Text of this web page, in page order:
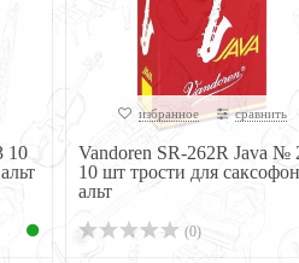
10
избранное сравнить
Vandoren SR-262R Java №
10 шт трости для
альт
(0)